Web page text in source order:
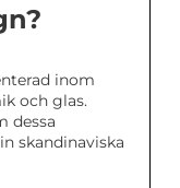
inom
och glas.
dessa
skandinaviska